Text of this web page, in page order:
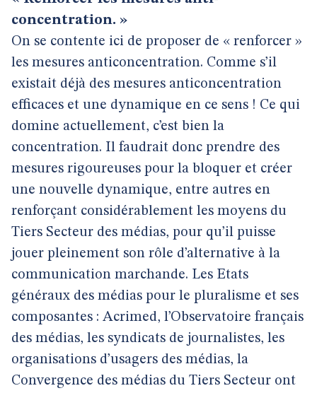
concentration. »
On se contente ici de proposer de « renforcer »
les mesures anticoncentration. Comme s’il
existait déjà des mesures anticoncentration
efficaces et une dynamique en ce sens ! Ce qui
domine actuellement, c’est bien la
concentration. Il faudrait donc prendre des
mesures rigoureuses pour la bloquer et créer
une nouvelle dynamique, entre autres en
renforçant considérablement les moyens du
Tiers Secteur des médias, pour qu’il puisse
jouer pleinement son rôle d’alternative à la
communication marchande. Les Etats
généraux des médias pour le pluralisme et ses
composantes : Acrimed, l’Observatoire français
des médias, les syndicats de journalistes, les
organisations d’usagers des médias, la
Convergence des médias du Tiers Secteur ont